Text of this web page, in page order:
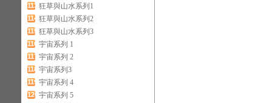
113 狂草與山水系列1
114 狂草與山水系列2
115 狂草與山水系列3
116 宇宙系列 1
117 宇宙系列 2
118 宇宙系列3
119 宇宙系列 4
120 宇宙系列 5